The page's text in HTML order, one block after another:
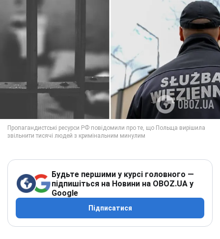
Будьте першими у курсі головного —
підпишіться на Новини на OBOZ.UA у
Google
Підписатися